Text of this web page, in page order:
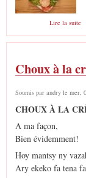
Lire la suite
Choux à la
Soumis par andry le mer,
CHOUX À LA
A ma façon,
Bien évidemment!
Hoy mantsy ny
Ary ekeko fa tena